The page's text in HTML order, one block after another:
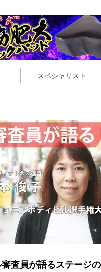
スペシャリスト
査員が語るステージの